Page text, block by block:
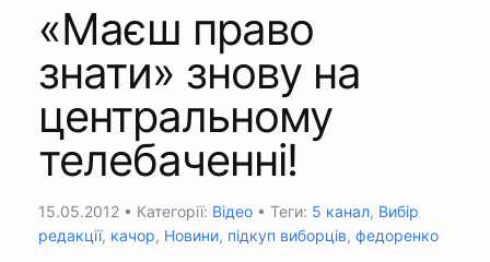
«Маєш право
знати» знову на
центральному
телебаченні!
15.05.2012 • Категорії: Відео • Теги: 5 канал, Вибір
редакції, качор, Новини, підкуп виборців, федоренко